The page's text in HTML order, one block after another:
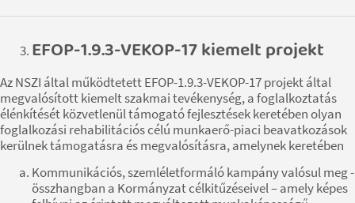
EFOP-1.9.3-VEKOP-17 kiemelt projekt
Az NSZI által működtetett EFOP-1.9.3-VEKOP-17 projekt által
megvalósított kiemelt szakmai tevékenység, a foglalkoztatás
élénkítését közvetlenül támogató fejlesztések keretében olyan
foglalkozási rehabilitációs célú munkaerő-piaci beavatkozások
kerülnek támogatásra és megvalósításra, amelynek keretében
Kommunikációs, szemléletformáló kampány valósul meg -
összhangban a Kormányzat célkitűzéseivel – amely képes